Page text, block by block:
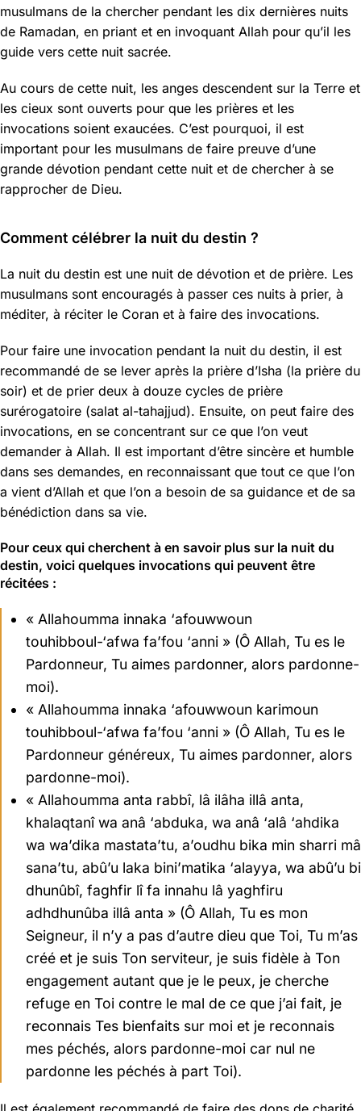
musulmans de la chercher pendant les dix dernières nuits
de Ramadan, en priant et en invoquant Allah pour qu’il les
guide vers cette nuit sacrée.
Au cours de cette nuit, les anges descendent sur la Terre et
les cieux sont ouverts pour que les prières et les
invocations soient exaucées. C’est pourquoi, il est
important pour les musulmans de faire preuve d’une
grande dévotion pendant cette nuit et de chercher à se
rapprocher de Dieu.
Comment célébrer la nuit du destin ?
La nuit du destin est une nuit de dévotion et de prière. Les
musulmans sont encouragés à passer ces nuits à prier, à
méditer, à réciter le Coran et à faire des invocations.
Pour faire une invocation pendant la nuit du destin, il est
recommandé de se lever après la prière d’Isha (la prière du
soir) et de prier deux à douze cycles de prière
surérogatoire (salat al-tahajjud). Ensuite, on peut faire des
invocations, en se concentrant sur ce que l’on veut
demander à Allah. Il est important d’être sincère et humble
dans ses demandes, en reconnaissant que tout ce que l’on
a vient d’Allah et que l’on a besoin de sa guidance et de sa
bénédiction dans sa vie.
Pour ceux qui cherchent à en savoir plus sur la nuit du
destin, voici quelques invocations qui peuvent être
récitées :
« Allahoumma innaka ‘afouwwoun
touhibboul-‘afwa fa’fou ‘anni » (Ô Allah, Tu es le
Pardonneur, Tu aimes pardonner, alors pardonne-
moi).
« Allahoumma innaka ‘afouwwoun karimoun
touhibboul-‘afwa fa’fou ‘anni » (Ô Allah, Tu es le
Pardonneur généreux, Tu aimes pardonner, alors
pardonne-moi).
« Allahoumma anta rabbî, lâ ilâha illâ anta,
khalaqtanî wa anâ ‘abduka, wa anâ ‘alâ ‘ahdika
wa wa’dika mastata’tu, a’oudhu bika min sharri mâ
sana’tu, abû’u laka bini’matika ‘alayya, wa abû’u bi
dhunûbî, faghfir lî fa innahu lâ yaghfiru
adhdhunûba illâ anta » (Ô Allah, Tu es mon
Seigneur, il n’y a pas d’autre dieu que Toi, Tu m’as
créé et je suis Ton serviteur, je suis fidèle à Ton
engagement autant que je le peux, je cherche
refuge en Toi contre le mal de ce que j’ai fait, je
reconnais Tes bienfaits sur moi et je reconnais
mes péchés, alors pardonne-moi car nul ne
pardonne les péchés à part Toi).